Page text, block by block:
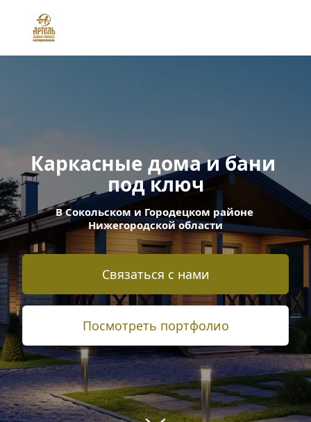
Каркасные дома и бани
под ключ
В Сокольском и Городецком районе
Нижегородской области
Связаться с нами
Посмотреть портфолио